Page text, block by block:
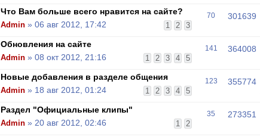
Что Вам больше всего нравится на сайте?
1 2 3
Admin » 06 авг 2012, 17:42
70 301639
Обновления на сайте
1 2 3 4 5
Admin » 08 окт 2012, 21:16
141 364008
Новые добавления в разделе общения
1 2 3 4 5
Admin » 18 авг 2012, 01:24
123 355774
Раздел "Официальные клипы"
1 2
Admin » 20 авг 2012, 02:46
35 273351